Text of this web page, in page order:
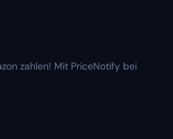
zahlen! Mit PriceNotify bei